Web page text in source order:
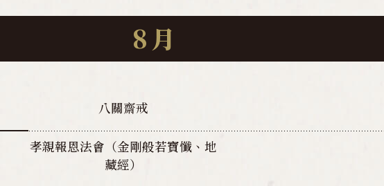
8月
八關齋戒
孝親報恩法會（金剛般若寶懺、地
藏經）